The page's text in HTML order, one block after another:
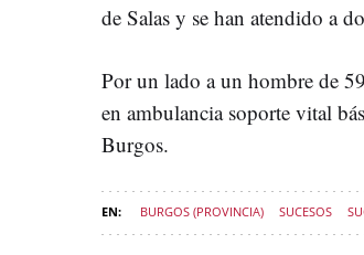
de Salas y se han atendido a
Por un lado a un hombre de
en ambulancia soporte vital
Burgos.
BURGOS (PROVINCIA) SUCESOS